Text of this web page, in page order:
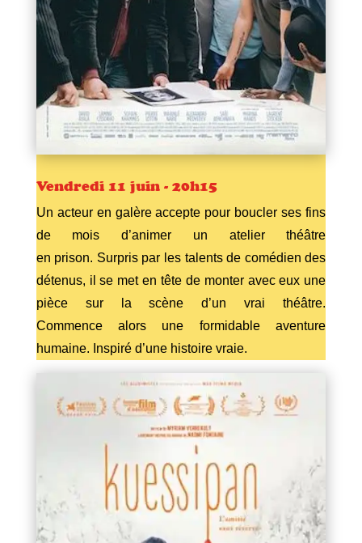
Vendredi 11 juin - 20h15
Un acteur en galère accepte pour boucler ses fins
de mois d’animer un atelier théâtre
en prison. Surpris par les talents de comédien des
détenus, il se met en tête de monter avec eux une
pièce sur la scène d’un vrai théâtre.
Commence alors une formidable aventure
humaine. Inspiré d’une histoire vraie.